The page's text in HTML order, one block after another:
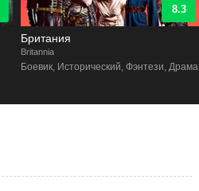
8.3
Британия
Britannia
Боевик, Исторический, Фэнтези, Драма